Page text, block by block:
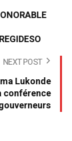
NEXT POST
Lukonde
conférence